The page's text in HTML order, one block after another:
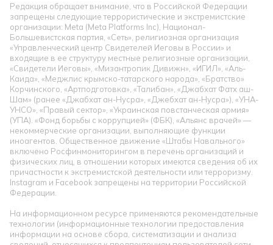
Редакция обращает внимание, что в Российской Федерации
запрещены следующие террористические и экстремистские
организации: Meta (Meta Platforms Inc), Национал-
Большевистская партия, «Сеть», религиозная организация
«Управленческий центр Свидетелей Иеговы в России» и
входящие в ее структуру местные религиозные организации,
«Свидетели Иеговы», «Мизантропик Дивижн», «ИГИЛ», «Аль-
Каида», «Меджлис крымско-татарского народа», «Братство»
Корчинского, «Артподготовка», «Талибан», «Джабхат Фатх аш-
Шам» (ранее «Джабхат ан-Нусра», «Джебхат ан-Нусра»), «УНА-
УНСО», «Правый сектор», «Украинская повстанческая армия»
(УПА). «Фонд борьбы с коррупцией» (ФБК), «Альянс врачей» —
некоммерческие организации, выполняющие функции
иноагентов. Общественное движение «Штабы Навального»
включено Росфинмониторингом в перечень организаций и
физических лиц, в отношении которых имеются сведения об их
причастности к экстремистской деятельности или терроризму.
Instagram и Facebook запрещены на территории Российской
Федерации.
На информационном ресурсе применяются рекомендательные
технологии (информационные технологии предоставления
информации на основе сбора, систематизации и анализа